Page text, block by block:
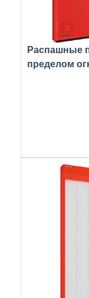
Распашные
пределом